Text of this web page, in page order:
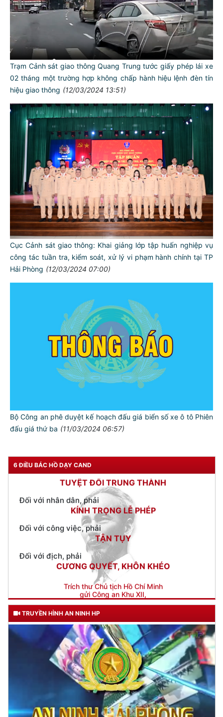
Trạm Cảnh sát giao thông Quang Trung tước giấy phép lái xe
02 tháng một trường hợp không chấp hành hiệu lệnh đèn tín
hiệu giao thông (12/03/2024 13:51)
Cục Cảnh sát giao thông: Khai giảng lớp tập huấn nghiệp vụ
công tác tuần tra, kiểm soát, xử lý vi phạm hành chính tại TP
Hải Phòng (12/03/2024 07:00)
Bộ Công an phê duyệt kế hoạch đấu giá biển số xe ô tô Phiên
đấu giá thứ ba (11/03/2024 06:57)
6 ĐIỀU BÁC HỒ DẠY CAND
TƯ CÁCH
NGƯỜI CÔNG AN CÁCH MỆNH LÀ:
Đối với tự mình, phải
Đối với đồng sự, phải
THÂN ÁI GIÚP ĐỠ
Đối với nhân dân, phải
KÍNH TRỌNG LỄ PHÉP
Đối với công việc, phải
TẬN TỤY
Đối với địch, phải
CƯƠNG QUYẾT, KHÔN KHÉO
Trích thư Chủ tịch Hồ Chí Minh
gửi Công an Khu XII,
ngày 11 tháng 3 năm 1948.
TRUYỀN HÌNH AN NINH HP